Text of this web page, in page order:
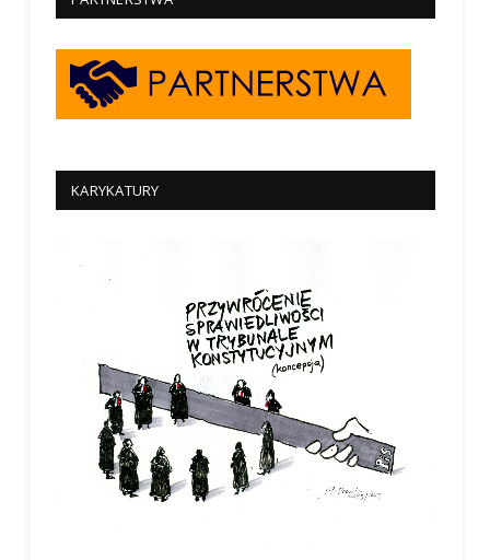
KARYKATURY